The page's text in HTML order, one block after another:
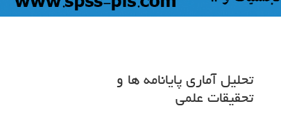
تحلیل آماری پایانامه ها و
تحقیقات علمی